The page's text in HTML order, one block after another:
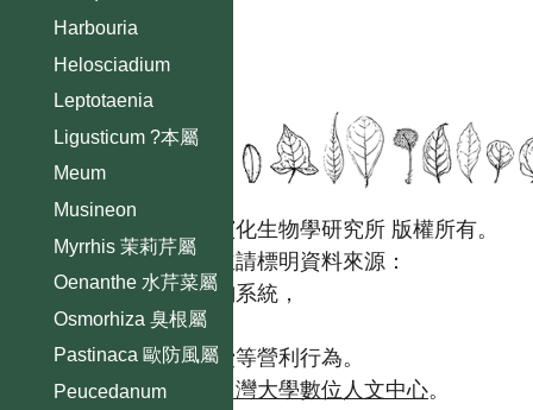
Harbouria
Helosciadium
Leptotaenia
Ligusticum ?本屬
Meum
Musineon
Myrrhis 茉莉芹屬
Oenanthe 水芹菜屬
Osmorhiza 臭根屬
Pastinaca 歐防風屬
Peucedanum
國立台灣大學生態學與演化生物學研究所 版權所有。
歡迎引用本網站資料，並請標明資料來源：
【台灣植物資訊整合查詢系統，
https://tai2.ntu.edu.tw。】
且不得有收取資料查詢費等營利行為。
如需商業使用，請聯繫
台灣大學數位人文中心。